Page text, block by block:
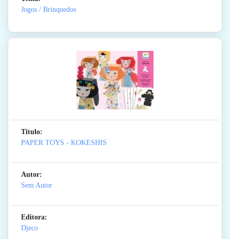
Jogos / Brinquedos
Titulo:
PAPER TOYS - KOKESHIS
Autor:
Sem Autor
Editora:
Djeco